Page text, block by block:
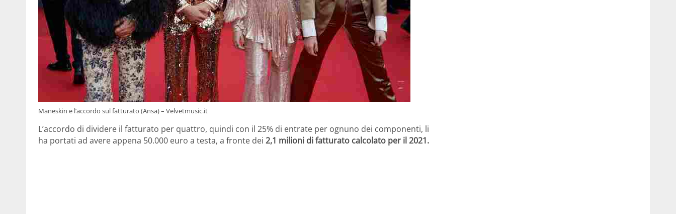
Maneskin e l’accordo sul fatturato (Ansa) – Velvetmusic.it
L’accordo di dividere il fatturato per quattro, quindi con il 25% di entrate per ognuno dei componenti, li
ha portati ad avere appena 50.000 euro a testa, a fronte dei 2,1 milioni di fatturato calcolato per il 2021.